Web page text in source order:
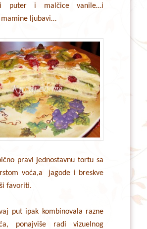
puter i malčice vanile…i
mamine ljubavi…
pravi jednostavnu tortu sa
voća,a jagode i breskve
favoriti.
put ipak kombinovala razne
ponajviše radi vizuelnog